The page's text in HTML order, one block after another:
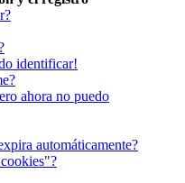
identificar!
ahora no puedo
automáticamente?